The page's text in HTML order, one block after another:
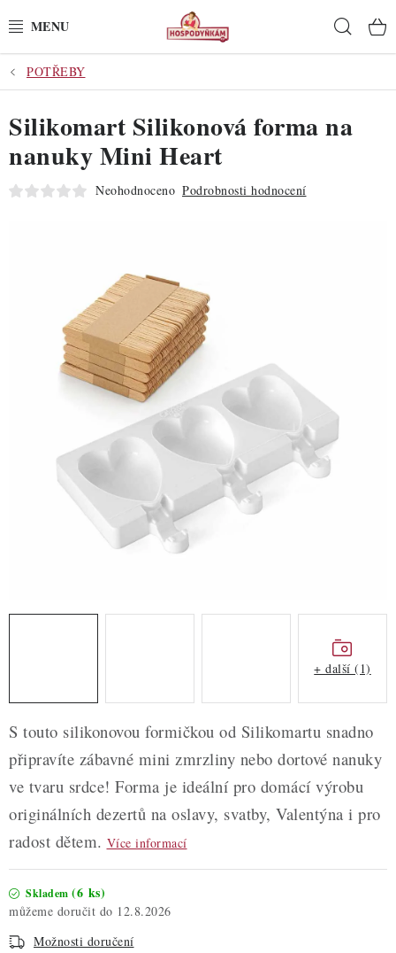
na
POTŘEBY
POMŮCKY
SUROVINY
DO KUCHYNĚ
POCHUTINY
ZDRAVÉ PEČENÍ
DÁRKOVÉ POUKAZY
TÉMATICKÉ PRODUKTY
PROFI BALENÍ
Hodnocení obchodu
Blog
Moje objednávka
Podmínky ochrany osobních údajů
POTŘEBY
S touto silikonovou formičkou od Silikomartu snadno
připravíte zábavné mini zmrzliny nebo dortové nanuky
ve tvaru srdce! Forma je ideální pro domácí výrobu
originálních dezertů na oslavy, svatby, Valentýna i pro
radost dětem. Více informací
Skladem (6 ks)
12.8.2026
Možnosti doručení
Silikomart Silikonová forma na
nanuky Mini Heart
Neohodnoceno Podrobnosti hodnocení
+ další (1)